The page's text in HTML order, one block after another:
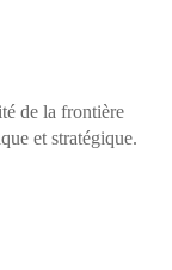
de la frontière
et stratégique.